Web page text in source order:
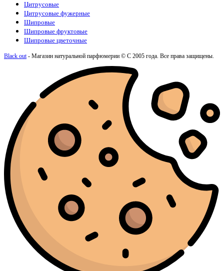
Цитрусовые
Цитрусовые фужерные
Шипровые
Шипровые фруктовые
Шипровые цветочные
Black out- Магазин натуральной парфюмерии © С 2005 года. Все права защищены.